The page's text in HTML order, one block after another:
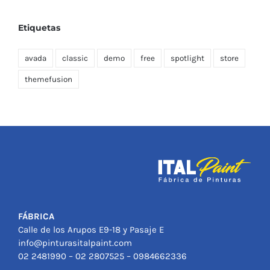
Etiquetas
avada classic demo free spotlight store
themefusion
FÁBRICA
Calle de los Arupos E9-18 y Pasaje E
info@pinturasitalpaint.com
02 2481990 – 02 2807525 – 0984662336